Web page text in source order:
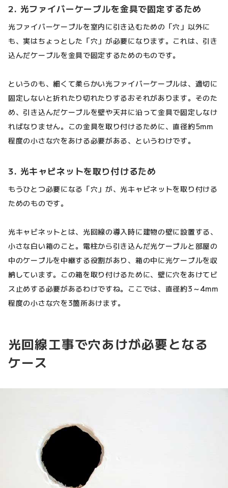
2. 光ファイバーケーブルを金具で固定するため
光ファイバーケーブルを室内に引き込むための「穴」以外に
も、実はちょっとした「穴」が必要になります。これは、引き
込んだケーブルを金具で固定するためのものです。
というのも、細くて柔らかい光ファイバーケーブルは、適切に
固定しないと折れたり切れたりするおそれがあります。そのた
め、引き込んだケーブルを壁や天井に沿って金具で固定しなけ
ればなりません。この金具を取り付けるために、直径約5mm
程度の小さな穴をあける必要がある、というわけです。
3. 光キャビネットを取り付けるため
もうひとつ必要になる「穴」が、光キャビネットを取り付ける
ためのものです。
光キャビネットとは、光回線の導入時に建物の壁に設置する、
小さな白い箱のこと。電柱から引き込んだ光ケーブルと部屋の
中のケーブルを中継する役割があり、箱の中に光ケーブルを収
納しています。この箱を取り付けるために、壁に穴をあけてビ
ス止めする必要があるわけですね。ここでは、直径約3～4mm
程度の小さな穴を3箇所あけます。
光回線工事で穴あけが必要となる
ケース